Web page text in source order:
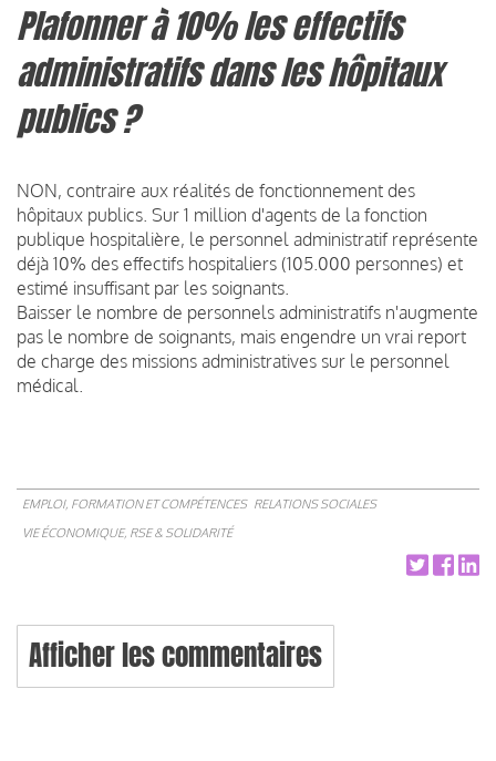
Plafonner à 10% les effectifs
administratifs dans les hôpitaux
publics ?
NON, contraire aux réalités de fonctionnement des
hôpitaux publics. Sur 1 million d'agents de la fonction
publique hospitalière, le personnel administratif représente
déjà 10% des effectifs hospitaliers (105.000 personnes) et
estimé insuffisant par les soignants.
Baisser le nombre de personnels administratifs n'augmente
pas le nombre de soignants, mais engendre un vrai report
de charge des missions administratives sur le personnel
médical.
EMPLOI, FORMATION ET COMPÉTENCES RELATIONS SOCIALES
VIE ÉCONOMIQUE, RSE & SOLIDARITÉ
Afficher les commentaires